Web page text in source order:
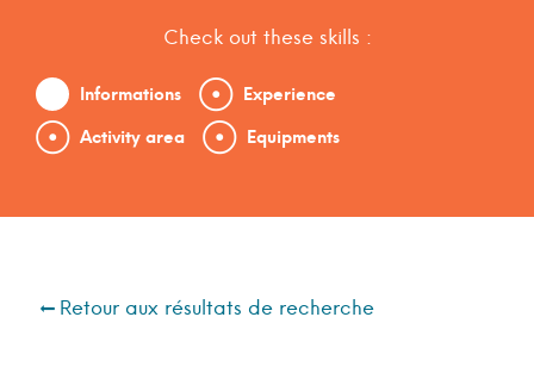
Check out these skills :
Informations
Experience
Activity area
Equipments
Retour aux résultats de recherche